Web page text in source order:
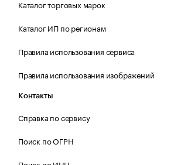
Каталог торговых марок
Каталог ИП по регионам
Правила использования сервиса
Правила использования изображений
Контакты
Справка по сервису
Поиск по ОГРН